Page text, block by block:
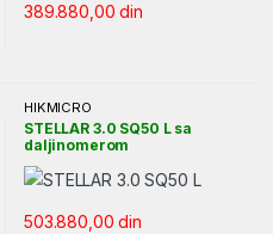
389.880,00din
HIKMICRO
STELLAR 3.0 SQ50 L sa
daljinomerom
503.880,00din